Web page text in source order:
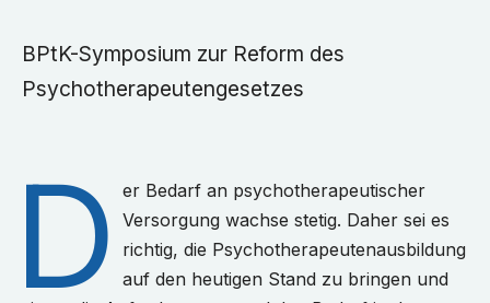
BPtK-Symposium zur Reform des
Psychotherapeutengesetzes
D
er Bedarf an psychotherapeutischer
Versorgung wachse stetig. Daher sei es
richtig, die Psychotherapeutenausbildung
auf den heutigen Stand zu bringen und